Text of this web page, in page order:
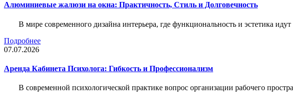
Алюминиевые жалюзи на окна: Практичность, Стиль и Долговечность
В мире современного дизайна интерьера, где функциональность и эстетика
Подробнее
07.07.2026
Аренда Кабинета Психолога: Гибкость и Профессионализм
В современной психологической практике вопрос организации рабочего